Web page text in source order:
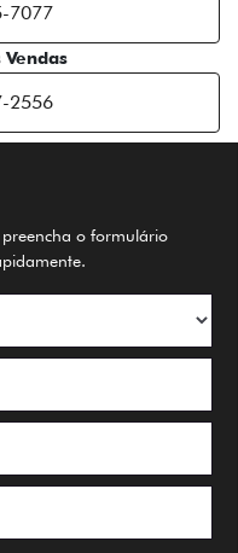
o formulário
7077
Vendas
2556